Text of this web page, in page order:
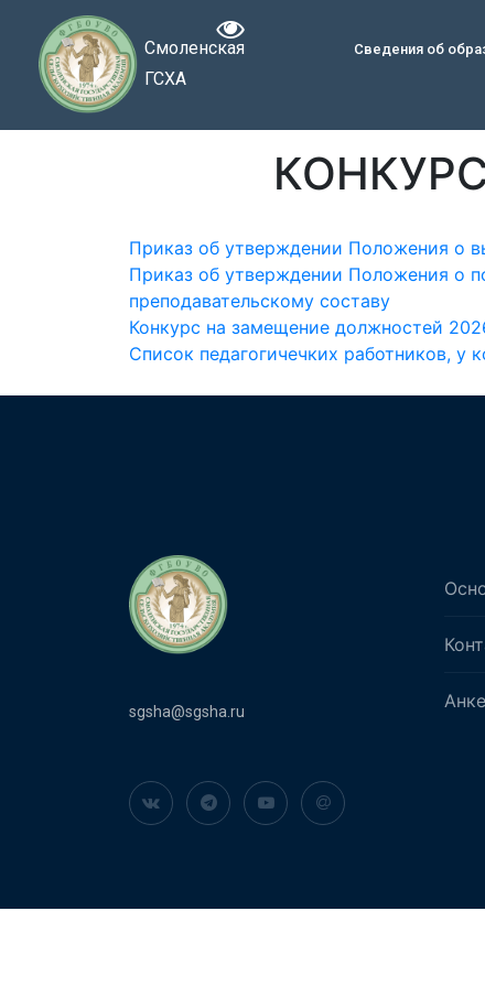
Смоленская
ГСХА
Сведения об
Приказ об утверждении Положения о
Приказ об утверждении Положения о
преподавательскому составу
Конкурс на замещение должностей
Список педагогичечких работников, у
sgsha@sgsha.ru